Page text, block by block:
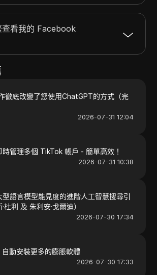
查看我的 Facebook
徹底改變了您使用ChatGPT的方式（完
2026-07-31 12:04
管理多個 TikTok 帳戶 - 簡單高效！
2026-07-31 10:38
語言模型能見度的進階人工智慧搜尋引
杜利 及 朱利安·戈爾迪）
2026-07-30 17:34
動安裝更多的膨脹軟體
2026-07-30 17:33